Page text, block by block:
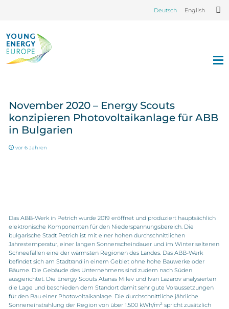
Deutsch English
November 2020 – Energy Scouts
konzipieren Photovoltaikanlage für ABB
in Bulgarien
vor 6 Jahren
Das ABB-Werk in Petrich wurde 2019 eröffnet und produziert hauptsächlich
elektronische Komponenten für den Niederspannungsbereich. Die
bulgarische Stadt Petrich ist mit einer hohen durchschnittlichen
Jahrestemperatur, einer langen Sonnenscheindauer und im Winter seltenen
Schneefällen eine der wärmsten Regionen des Landes. Das ABB-Werk
befindet sich am Stadtrand in einem Gebiet ohne hohe Bauwerke oder
Bäume. Die Gebäude des Unternehmens sind zudem nach Süden
ausgerichtet. Die Energy Scouts Atanas Milev und Ivan Lazarov analysierten
die Lage und beschieden dem Standort damit sehr gute Voraussetzungen
für den Bau einer Photovoltaikanlage. Die durchschnittliche jährliche
Sonneneinstrahlung der Region von über 1.500 kWh/m2spricht zusätzlich